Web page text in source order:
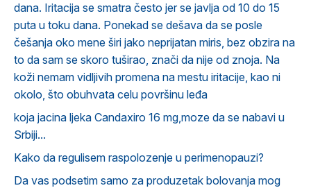
dana. Iritacija se smatra često jer se javlja od 10 do 15
puta u toku dana. Ponekad se dešava da se posle
češanja oko mene širi jako neprijatan miris, bez obzira na
to da sam se skoro tuširao, znači da nije od znoja. Na
koži nemam vidljivih promena na mestu iritacije, kao ni
okolo, što obuhvata celu površinu leđa
koja jacina ljeka Candaxiro 16 mg,moze da se nabavi u
Srbiji...
Kako da regulisem raspolozenje u perimenopauzi?
Da vas podsetim samo za produzetak bolovanja mog